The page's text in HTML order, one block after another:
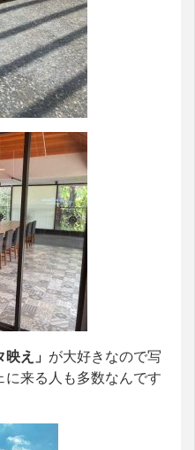
映え」 が大好きなので写
来る人も多数なんです